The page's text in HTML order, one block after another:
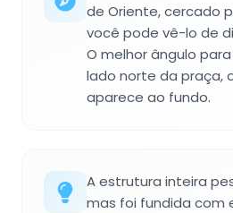
de Oriente, cercado
você pode vê-lo de
O melhor ângulo
lado norte da praça,
aparece ao fundo.
A estrutura inteira
mas foi fundida com